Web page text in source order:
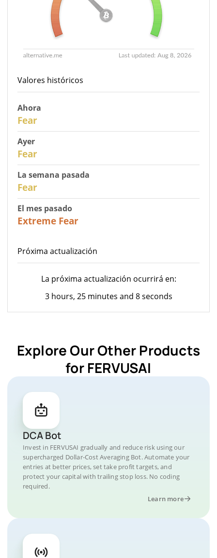
Valores históricos
Ahora
Fear
Ayer
Fear
La semana pasada
Fear
El mes pasado
Extreme Fear
Próxima actualización
La próxima actualización ocurrirá en:
3 hours, 25 minutes and 8 seconds
Explore Our Other Products
for FERVUSAI
DCA Bot
Invest in FERVUSAI gradually and reduce risk using our
supercharged Dollar-Cost Averaging Bot. Automate your
entries at better prices, set take profit targets, and
protect your capital with trailing stop loss. No coding
required.
Learn more